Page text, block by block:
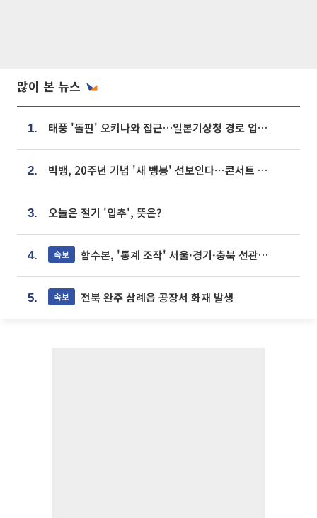
많이 본 뉴스
1. 태풍 '돌핀' 오키나와 접근…일본기상청 경로 업데이트
2. 빅뱅, 20주년 기념 '새 뱅봉' 선보인다⋯콘서트 앞두고 팝업 개최
3. 오늘은 절기 '입추', 뜻은?
4. 속보 합수본, '통계 조작' 서울·경기·충북 선관위 등 추가 압수수색
5. 속보 전북 완주 삼례읍 공장서 화재 발생